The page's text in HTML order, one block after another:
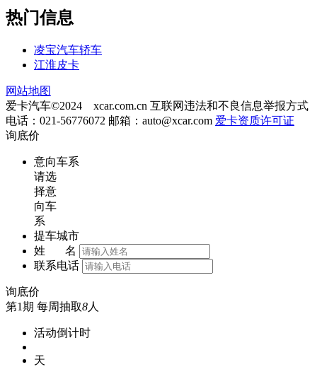
热门信息
凌宝汽车轿车
江淮皮卡
网站地图
爱卡汽车©2024 xcar.com.cn 互联网违法和不良信息举报方式
电话：021-56776072 邮箱： auto@xcar.com 爱卡资质许可证
询底价
意向车系
请选
择意
向车
系
提车城市
姓 名
联系电话
询底价
第1期 每周抽取8人
活动倒计时
天